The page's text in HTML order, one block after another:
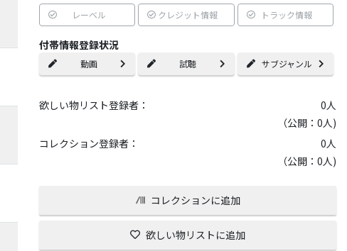
レーベル クレジット情報 トラック情報
付帯情報登録状況
動画 試聴 サブジャンル
欲しい物リスト登録者： 0人
（公開：0人)
コレクション登録者：
0人
（公開：0人)
コレクションに追加
欲しい物リストに追加